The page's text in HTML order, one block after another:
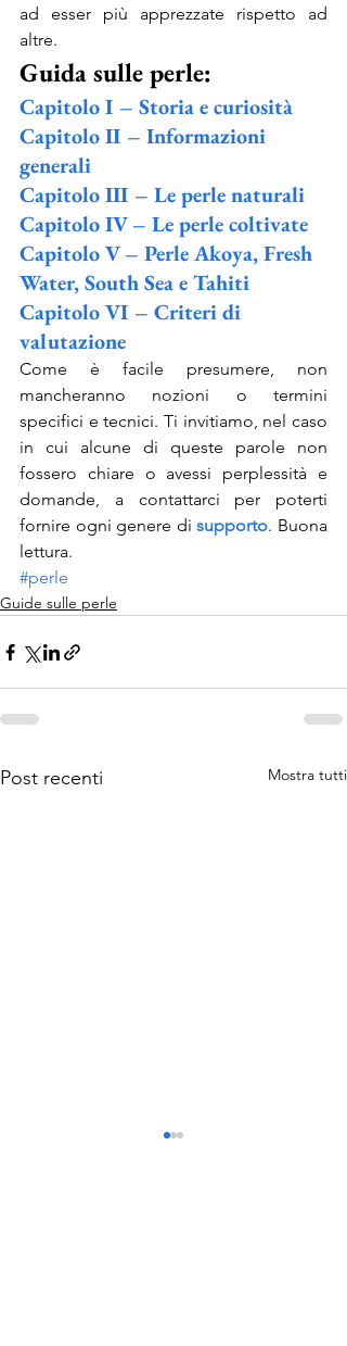
ad esser più apprezzate rispetto ad
altre.
Guida sulle perle:
Capitolo I – Storia e curiosità
Capitolo II – Informazioni
generali
Capitolo III – Le perle naturali
Capitolo IV – Le perle coltivate
Capitolo V – Perle Akoya, Fresh
Water, South Sea e Tahiti
Capitolo VI – Criteri di
valutazione
Come è facile presumere, non
mancheranno nozioni o termini
specifici e tecnici. Ti invitiamo, nel caso
in cui alcune di queste parole non
fossero chiare o avessi perplessità e
domande, a contattarci per poterti
fornire ogni genere di supporto. Buona
lettura.
#perle
Guide sulle perle
Post recenti Mostra tutti